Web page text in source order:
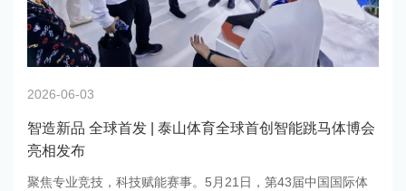
2026-06-03
智造新品 全球首发 | 泰山体育全球首创智能跳马体博会
亮相发布
聚焦专业竞技，科技赋能赛事。5月21日，第43届中国国际体